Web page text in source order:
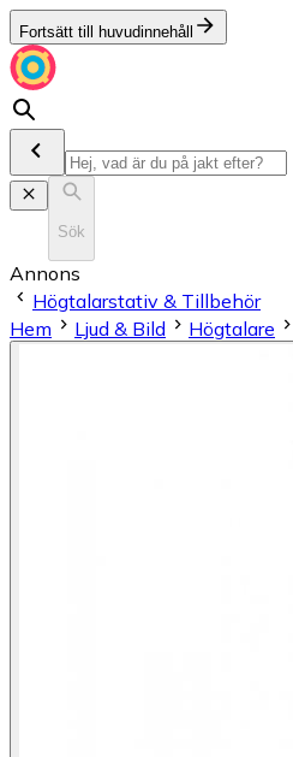
Fortsätt till huvudinnehåll
Sök
Annons
Högtalarstativ & Tillbehör
Hem
Ljud & Bild Högtalare